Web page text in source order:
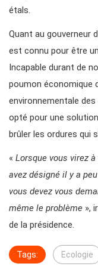
étals.
Quant au gouverneur
est connu pour être
Incapable durant de
poumon économique
environnementale
opté pour une
brûler les ordures qui
« Lorsque vous virez
avez désigné il y a
vous devez vous
même le problème »,
de la présidence.
Tags: Ecologie